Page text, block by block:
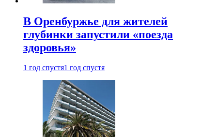
В Оренбуржье для жителей
глубинки запустили «поезда
здоровья»
1 год спустя1 год спустя